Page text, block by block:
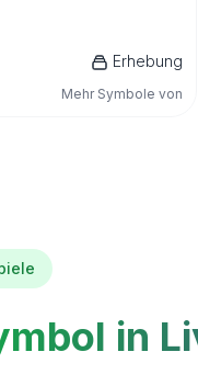
Erhebung
Mehr Symbole von
in